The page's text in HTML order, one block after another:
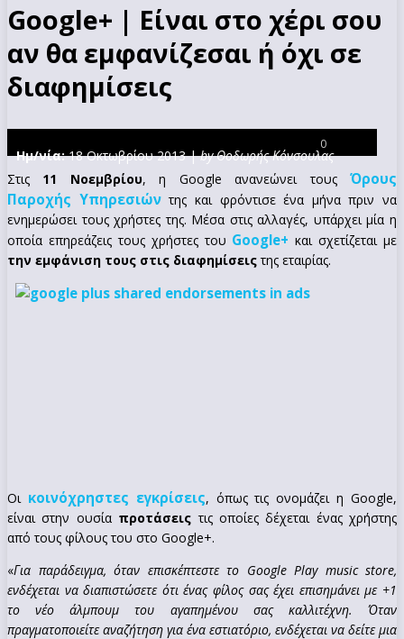
Google+ | Είναι στο χέρι σου
αν θα εμφανίζεσαι ή όχι σε
διαφημίσεις
Ημ/νία:18 Οκτωβρίου 2013 |by Θοδωρής Κόνσουλας
0
Στις 11 Νοεμβρίου, η Google ανανεώνει τουςΌρους
Παροχής Υπηρεσιώντης και φρόντισε ένα μήνα πριν να
ενημερώσει τους χρήστες της. Μέσα στις αλλαγές, υπάρχει μία η
οποία επηρεάζεις τους χρήστες του Google+ και σχετίζεται με
την εμφάνιση τους στις διαφημίσειςτης εταιρίας.
Οι κοινόχρηστες εγκρίσεις, όπως τις ονομάζει η Google,
είναι στην ουσία προτάσεις τις οποίες δέχεται ένας χρήστης
από τους φίλους του στο Google+.
«Για παράδειγμα, όταν επισκέπτεστε το Google Play music store,
ενδέχεται να διαπιστώσετε ότι ένας φίλος σας έχει επισημάνει με +1
το νέο άλμπουμ του αγαπημένου σας καλλιτέχνη. Όταν
πραγματοποιείτε αναζήτηση για ένα εστιατόριο, ενδέχεται να δείτε μια